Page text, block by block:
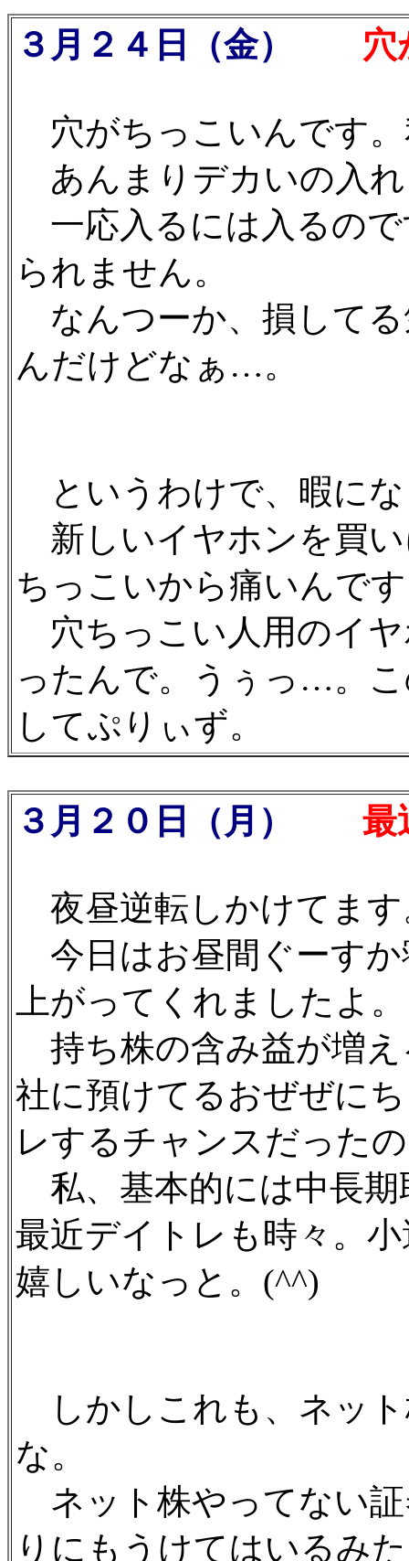
３月２４日（金） 穴が
穴がちっこいんです
あんまりデカいの入
一応入るには入るの
られません。
なんつーか、損して
んだけどなぁ…。
というわけで、暇に
新しいイヤホンを買
ちっこいから痛いんで
穴ちっこい人用のイ
ったんで。うぅっ…。
してぷりぃず。
３月２０日（月） 最
夜昼逆転しかけてます
今日はお昼間ぐーすか
上がってくれましたよ。
持ち株の含み益が増え
社に預けてるおぜぜに
レするチャンスだった
私、基本的には中長期
最近デイトレも時々。
嬉しいなっと。(^^)
しかしこれも、ネッ
な。
ネット株やってない
りにもうけてはいるみ